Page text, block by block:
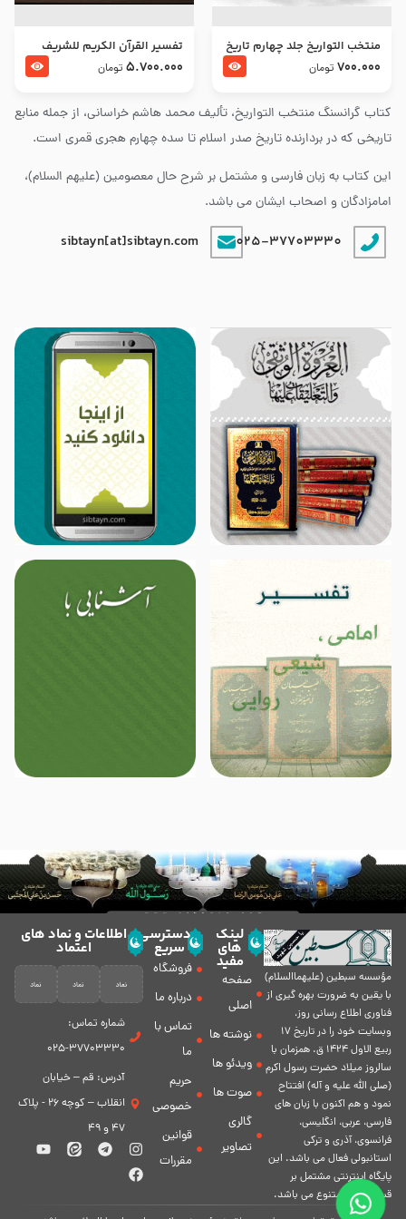
کتاب گرانسنگ منتخب التواريخ، تألیف محمد هاشم خراسانی، از جمله منابع
تاریخی که در بردارنده تاریخ صدر اسلام تا سده چهارم هجری قمری است.
این کتاب به زبان فارسی و مشتمل بر شرح حال معصومین (علیهم السلام)،
امامزادگان و اصحاب ایشان می باشد.
025-37703330
sibtayn[at]sibtayn.com
منتخب التواریخ جلد چهارم تاریخ
امام زین العابدین و امام محمد
700.000 تومان
تفسير القرآن الكريم للشريف
المرتضي قدس سرّه
5.700.000 تومان
مؤسسه سبطين (عليهماالسلام)
با يقين به ضرورت بهره گیرى از
فناورى اطلاع رسانى روز،
وبسایت خود را در تاريخ 17
ربيع الاول 1424 ق. همزمان با
سالروز ميلاد حضرت رسول اكرم
(صلی الله علیه و آله) افتتاح
نمود و هم اكنون با زبان های
فارسی، عربى، انگلیسی،
فرانسوی، آذری و ترکی
استانبولی فعال مى باشد. اين
پايگاه اينترنتى مشتمل بر
قسمت هاى متنوع مى باشد.
لینک
های
مفید
صفحه
اصلی
نوشته ها
ویدئو ها
صوت ها
گالری
تصاویر
دسترسی
سریع
فروشگاه
درباره ما
تماس با
ما
حریم
خصوصی
قوانین
مقررات
اطلاعات و نماد های
اعتماد
شماره تماس:
37703330-025
آدرس: قم – خیابان
انقلاب – کوچه 26 - پلاک
47 و 49